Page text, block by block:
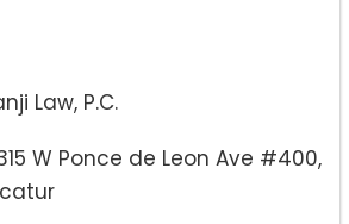
Law, P.C.
W Ponce de Leon Ave #400,